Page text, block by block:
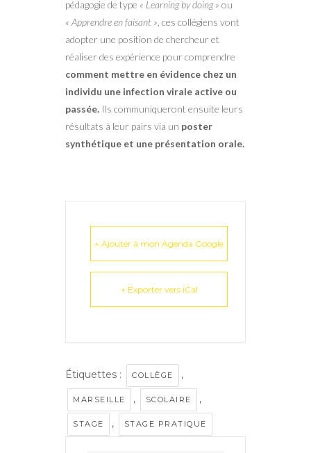
pédagogie de type « Learning by doing » ou
« Apprendre en faisant » , ces collégiens vont
adopter une position de chercheur et
réaliser des expérience pour comprendre
comment mettre en évidence chez un
individu une infection virale active ou
passée. Ils communiqueront ensuite leurs
résultats à leur pairs via un poster
synthétique et une présentation orale.
+ Ajouter à mon Agenda Google
+ Exporter vers iCal
Étiquettes : COLLÈGE ,
MARSEILLE , SCOLAIRE ,
STAGE , STAGE PRATIQUE